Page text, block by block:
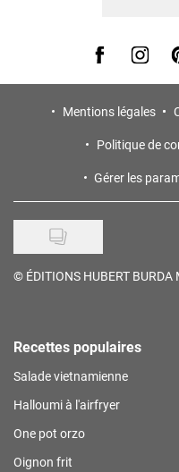
Visit us onVisit us
Mentions légales
Politique de
Gérer les
© ÉDITIONS HUBERT
Recettes populaires
Salade vietnamienne
Halloumi à l'airfryer
One pot orzo
Oignon frit